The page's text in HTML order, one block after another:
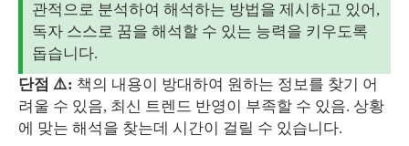
관적으로 분석하여 해석하는 방법을 제시하고 있어,
독자 스스로 꿈을 해석할 수 있는 능력을 키우도록
돕습니다.
단점 ⚠️: 책의 내용이 방대하여 원하는 정보를 찾기 어
려울 수 있음, 최신 트렌드 반영이 부족할 수 있음. 상황
에 맞는 해석을 찾는데 시간이 걸릴 수 있습니다.